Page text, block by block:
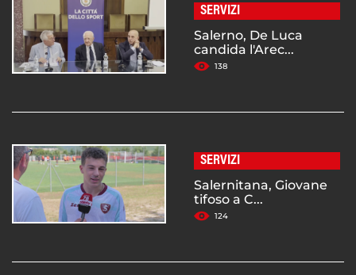
SERVIZI
Salerno, De Luca
candida l'Arec...
138
SERVIZI
Salernitana, Giovane
tifoso a C...
124